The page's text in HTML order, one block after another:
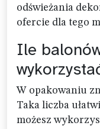
odświeżania
ofercie dla tego
Ile
W opakowaniu
Taka liczba
możesz